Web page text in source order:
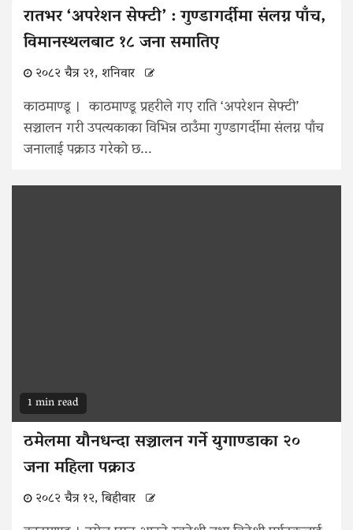
रातभर ‘अपरेशन सेफ्टी’ : गुण्डागर्दीमा संलग्न पाँच,
विमानस्थलबाट १८ जना समातिए
२०८२ चैत्र २१, शनिवार
काठमाण्डू । काठमाण्डू प्रहरीले गए राति ‘अपरेशन सेफ्टी’
सञ्चालन गरी उपत्यकाका विभिन्न ठाउँमा गुण्डागर्दीमा संलग्न पाँच
जनालाई पक्राउ गरेको छ...
1 min read
ठमेलमा यौनधन्दा सञ्चालन गर्ने युगाण्डाका २०
जना महिला पक्राउ
२०८२ चैत्र १२, बिहीवार